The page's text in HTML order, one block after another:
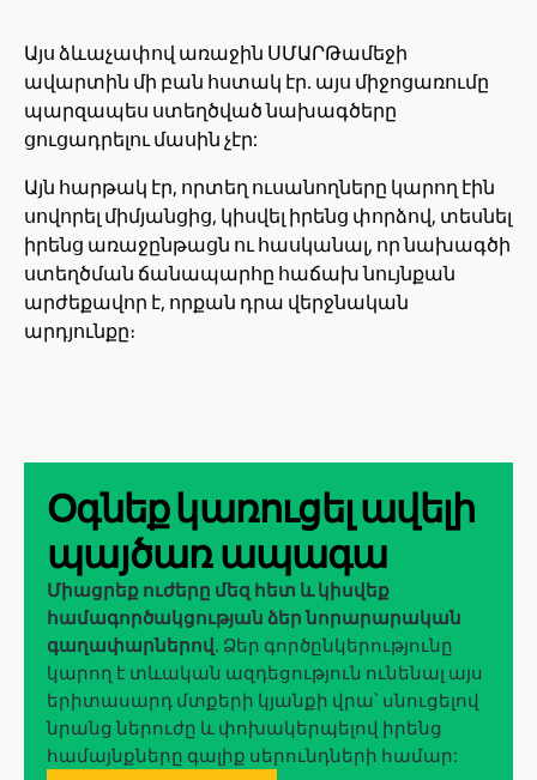
Այս ձևաչափով առաջին ՍՄԱՐԹամեջի
ավարտին մի բան հստակ էր. այս միջոցառումը
պարզապես ստեղծված նախագծերը
ցուցադրելու մասին չէր:
Այն հարթակ էր, որտեղ ուսանողները կարող էին
սովորել միմյանցից, կիսվել իրենց փորձով, տեսնել
իրենց առաջընթացն ու հասկանալ, որ նախագծի
ստեղծման ճանապարհը հաճախ նույնքան
արժեքավոր է, որքան դրա վերջնական
արդյունքը։
Օգնեք կառուցել ավելի
պայծառ ապագա
Միացրեք ուժերը մեզ հետ և կիսվեք
համագործակցության ձեր նորարարական
գաղափարներով. Ձեր գործընկերությունը
կարող է տևական ազդեցություն ունենալ այս
երիտասարդ մտքերի կյանքի վրա՝ սնուցելով
նրանց ներուժը և փոխակերպելով իրենց
համայնքները գալիք սերունդների համար: